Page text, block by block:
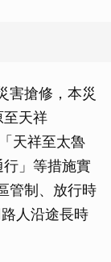
害搶修，本災
至天祥
天祥至太魯
」等措施實
管制、放行時
人沿途長時